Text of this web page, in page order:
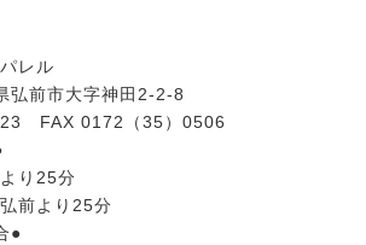
レル
前市大字神田2-2-8
FAX 0172（35）0506
り25分
前より25分
●